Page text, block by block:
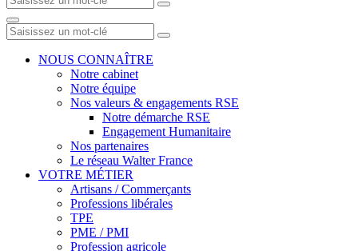
NOUS CONNAÎTRE
Notre cabinet
Notre équipe
Nos valeurs & engagements RSE
Notre démarche RSE
Engagement Humanitaire
Nos partenaires
Le réseau Walter France
VOTRE MÉTIER
Artisans / Commerçants
Professions libérales
TPE
PME / PMI
Profession agricole